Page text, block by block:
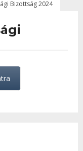
Bizottság 2024